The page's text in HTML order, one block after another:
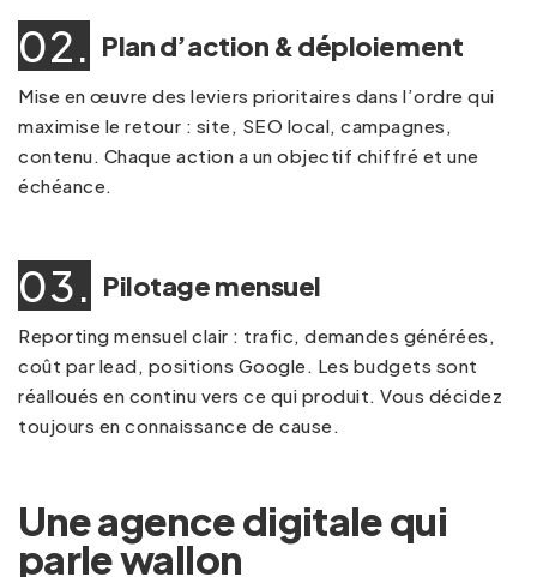
02. Plan d’action & déploiement
Mise en œuvre des leviers prioritaires dans l’ordre qui
maximise le retour : site, SEO local, campagnes,
contenu. Chaque action a un objectif chiffré et une
échéance.
03. Pilotage mensuel
Reporting mensuel clair : trafic, demandes générées,
coût par lead, positions Google. Les budgets sont
réalloués en continu vers ce qui produit. Vous décidez
toujours en connaissance de cause.
Une agence digitale qui
parle wallon